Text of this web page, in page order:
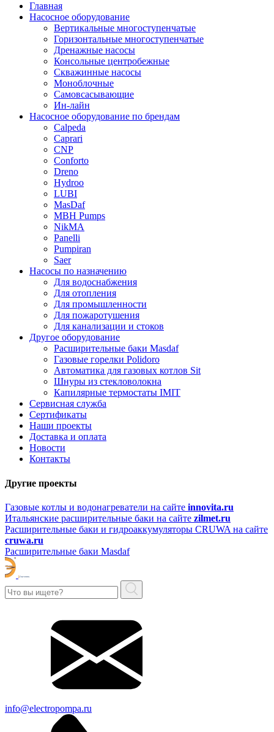
Главная
Насосное оборудование
Вертикальные многоступенчатые
Горизонтальные многоступенчатые
Дренажные насосы
Консольные центробежные
Скважинные насосы
Моноблочные
Самовсасывающие
Ин-лайн
Насосное оборудование по брендам
Calpeda
Caprari
CNP
Conforto
Dreno
Hydroo
LUBI
MasDaf
MBH Pumps
NikMA
Panelli
Pumpiran
Saer
Насосы по назначению
Для водоснабжения
Для отопления
Для промышленности
Для пожаротушения
Для канализации и стоков
Другое оборудование
Расширительные баки Masdaf
Газовые горелки Polidoro
Автоматика для газовых котлов Sit
Шнуры из стекловолокна
Капилярные термостаты IMIT
Сервисная служба
Сертификаты
Наши проекты
Доставка и оплата
Новости
Контакты
Другие проекты
Газовые котлы и водонагреватели на сайте innovita.ru
Итальянские расширительные баки на сайте zilmet.ru
Расширительные баки и гидроаккумуляторы CRUWA на сайте
cruwa.ru
Расширительные баки Masdaf
info@electropompa.ru